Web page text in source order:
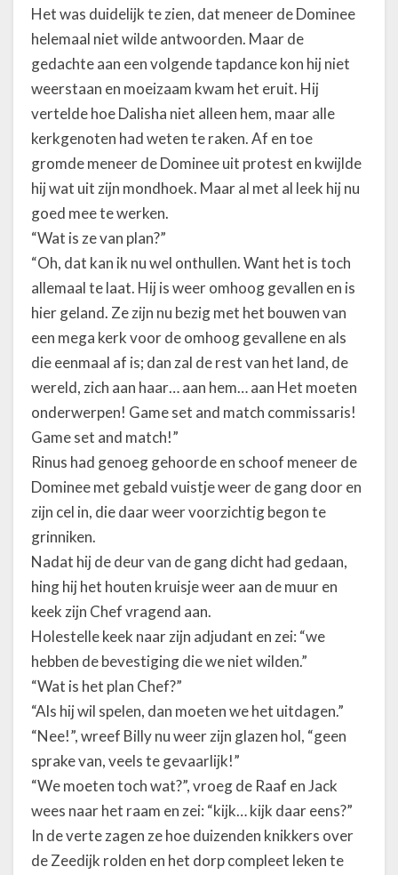
Het was duidelijk te zien, dat meneer de Dominee
helemaal niet wilde antwoorden. Maar de
gedachte aan een volgende tapdance kon hij niet
weerstaan en moeizaam kwam het eruit. Hij
vertelde hoe Dalisha niet alleen hem, maar alle
kerkgenoten had weten te raken. Af en toe
gromde meneer de Dominee uit protest en kwijlde
hij wat uit zijn mondhoek. Maar al met al leek hij nu
goed mee te werken.
“Wat is ze van plan?”
“Oh, dat kan ik nu wel onthullen. Want het is toch
allemaal te laat. Hij is weer omhoog gevallen en is
hier geland. Ze zijn nu bezig met het bouwen van
een mega kerk voor de omhoog gevallene en als
die eenmaal af is; dan zal de rest van het land, de
wereld, zich aan haar… aan hem… aan Het moeten
onderwerpen! Game set and match commissaris!
Game set and match!”
Rinus had genoeg gehoorde en schoof meneer de
Dominee met gebald vuistje weer de gang door en
zijn cel in, die daar weer voorzichtig begon te
grinniken.
Nadat hij de deur van de gang dicht had gedaan,
hing hij het houten kruisje weer aan de muur en
keek zijn Chef vragend aan.
Holestelle keek naar zijn adjudant en zei: “we
hebben de bevestiging die we niet wilden.”
“Wat is het plan Chef?”
“Als hij wil spelen, dan moeten we het uitdagen.”
“Nee!”, wreef Billy nu weer zijn glazen hol, “geen
sprake van, veels te gevaarlijk!”
“We moeten toch wat?”, vroeg de Raaf en Jack
wees naar het raam en zei: “kijk… kijk daar eens?”
In de verte zagen ze hoe duizenden knikkers over
de Zeedijk rolden en het dorp compleet leken te